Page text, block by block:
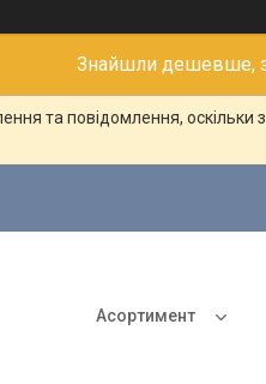
Знайшли дешевше,
та повідомлення, оскільки
Асортимент